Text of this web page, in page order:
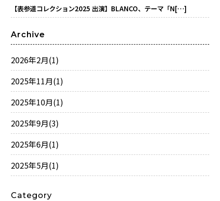
【表参道コレクション2025 出演】BLANCO、テーマ「N[…]
Archive
2026年2月(1)
2025年11月(1)
2025年10月(1)
2025年9月(3)
2025年6月(1)
2025年5月(1)
Category